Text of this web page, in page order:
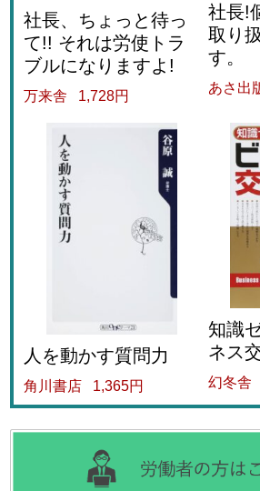
社長、ちょっと待っ
て!! それは労使トラ
ブルになりますよ!
万来舎 1,728円
社長!
取り
す。
あさ出
人を動かす質問力
角川書店 1,365円
知識
ネス
幻冬舎